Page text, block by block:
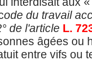
ode du travail
de l'article L.
âgées ou
entre vifs ou